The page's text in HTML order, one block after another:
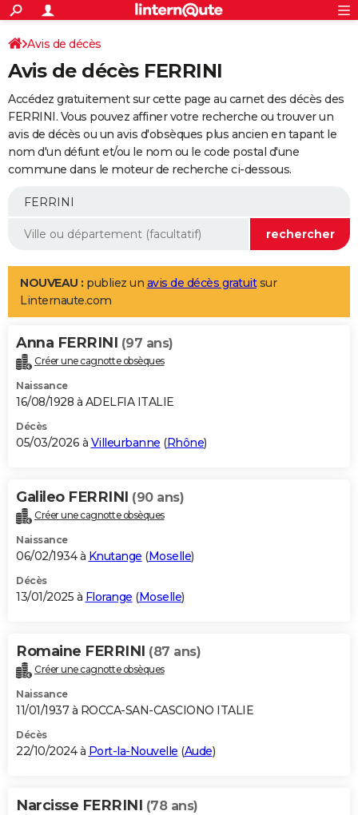
ACTUALITÉS
Politique
Société
Faits Divers
Education
Monde
Villes
+
SPORT
Coupe du monde 2026
Football
Tennis
Cyclisme
Rugby
Forum
Programme TV
TNT
Streaming
Cinéma
Sorties cinéma
Musique
+
FINANCE
Retraite
Epargne
Immobilier
Risques naturels par ville
Banque
Assurance
AUTO
Essais
Réserver un essai
Citadines
Berlines
SUV
Forum auto
+
Mobiles
Meilleur smartphone
Internet
Ordinateurs
Jeux vidéo
Guide high-tech
Aménagement intérieur
LIFESTYLE
Art de vivre
Bien-être
Loisirs
Mode
Modes de vie
Alimentation
Guide de la santé
Maladies
Médicaments
Sommeil
VOYAGE
Destinations
City break
Voyage nature
Voyage de noces
Forum
Climat
+PHOTO
GUIDES D'ACHAT
BONS PLANS
Carte de Noël
Carte Bonne année
Carte Saint-Valentin
Carte Pâques
Carte d'anniversaire
DICTIONNAIRE
Dictionnaire
Biographies
Citations
Expressions
Proverbes
PROGRAMME TV
S'inscrire
Se connecter
Lycées
Collèges
Primaires
Universités
Entreprises
Service militaire
Avis de recherche
AVIS DE DÉCÈS
Bricolage
Lifestyle
Culture
Sport
Auto
Television
Voyage
Cinema
Avis de décès
Avis de décès FERRINI
Accédez gratuitement sur cette page au carnet des décès des
FERRINI. Vous pouvez affiner votre recherche ou trouver un
avis de décès ou un avis d'obsèques plus ancien en tapant le
nom d'un défunt et/ou le nom ou le code postal d'une
commune dans le moteur de recherche ci-dessous.
NOUVEAU : publiez un avis de décès gratuitsur
Linternaute.com
Anna FERRINI (97 ans)
Créer une cagnotte obsèques
Naissance
16/08/1928 à ADELFIA ITALIE
Décès
05/03/2026 à Villeurbanne (Rhône)
Galileo FERRINI (90 ans)
Créer une cagnotte obsèques
Naissance
06/02/1934 à Knutange (Moselle)
Décès
13/01/2025 à Florange (Moselle)
Romaine FERRINI (87 ans)
Créer une cagnotte obsèques
Naissance
11/01/1937 à ROCCA-SAN-CASCIONO ITALIE
Décès
22/10/2024 à Port-la-Nouvelle (Aude)
Narcisse FERRINI (78 ans)